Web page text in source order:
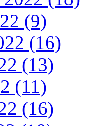
(9)
(16)
(13)
(11)
(16)